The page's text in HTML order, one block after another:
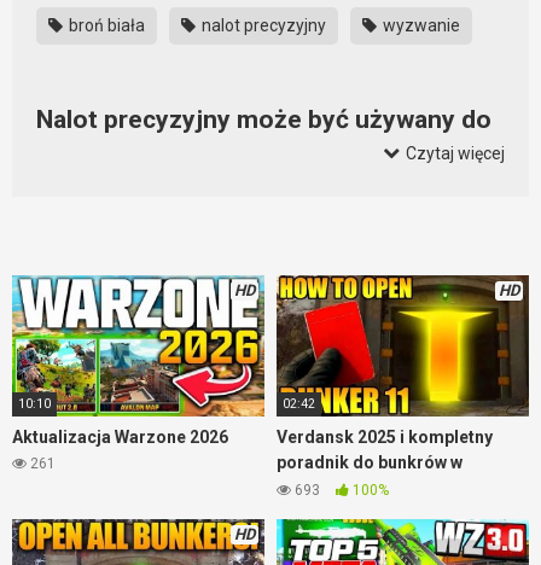
broń biała nalot precyzyjny wyzwanie
Nalot precyzyjny może być używany do
nalotem precyzyjnym. Wyzwanie widzów niestety nie wyszło.
Czytaj więcej
HD
10:10
Aktualizacja Warzone 2026
261
HD
02:42
Verdansk 2025 i kompletny
poradnik do bunkrów w
Warzone
693 100%
HD